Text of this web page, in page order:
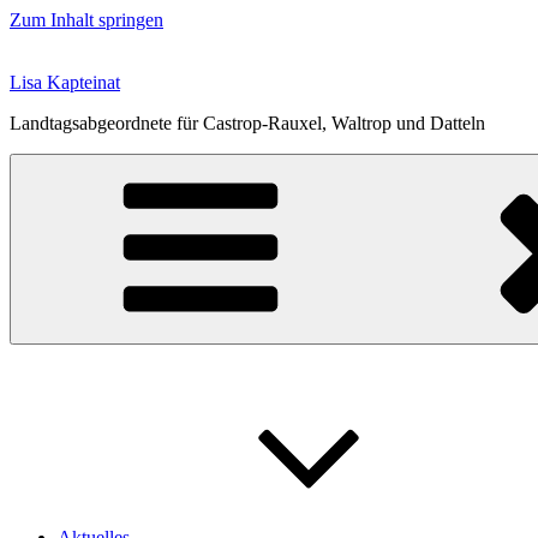
Zum Inhalt springen
Lisa Kapteinat
Landtagsabgeordnete für Castrop-Rauxel, Waltrop und Datteln